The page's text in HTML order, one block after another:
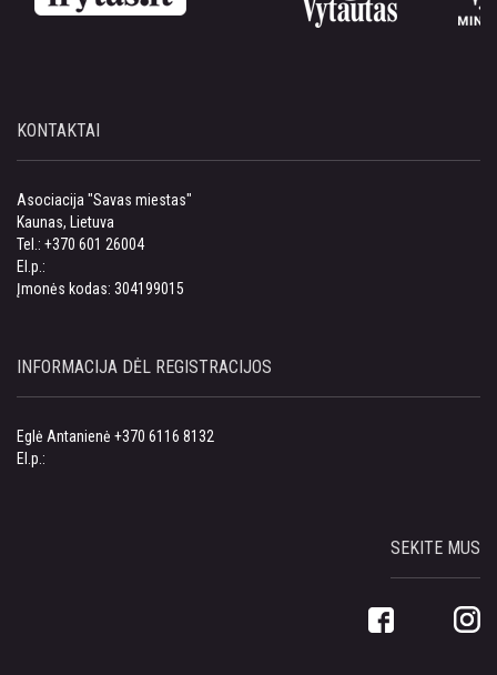
KONTAKTAI
Asociacija "Savas miestas"
Kaunas, Lietuva
Tel.: +370 601 26004
El.p.:
Įmonės kodas: 304199015
INFORMACIJA DĖL REGISTRACIJOS
Eglė Antanienė +370 6116 8132
El.p.:
SEKITE MUS